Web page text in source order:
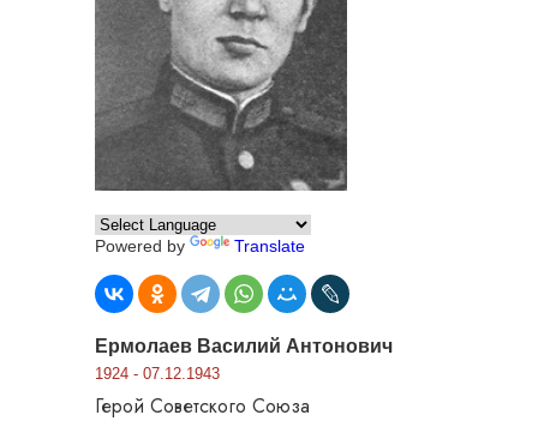
Powered by Translate
Ермолаев Василий Антонович
1924 - 07.12.1943
Герой Советского Союза